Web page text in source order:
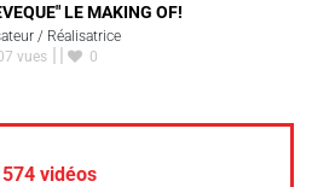
LE MAKING OF!
/ Réalisatrice
vues
0
574vidéos